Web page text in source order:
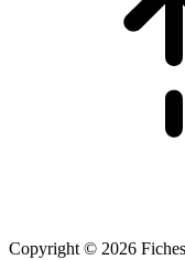
Copyright © 2026